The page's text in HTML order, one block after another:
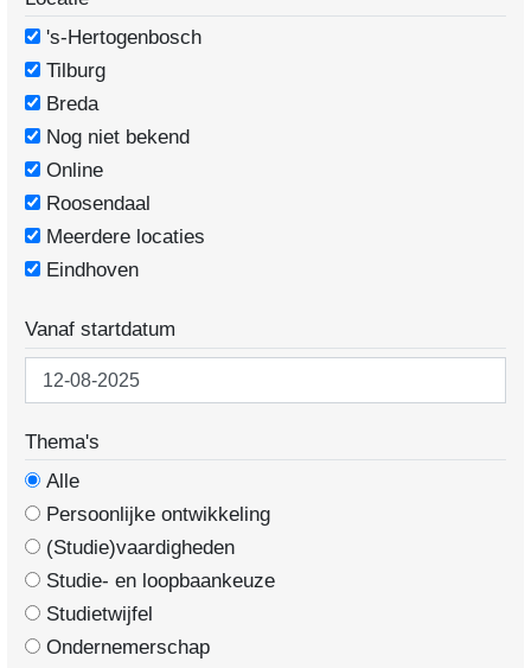
's-Hertogenbosch
Tilburg
Breda
Nog niet bekend
Online
Roosendaal
Meerdere locaties
Eindhoven
Vanaf startdatum
Thema's
Alle
Persoonlijke ontwikkeling
(Studie)vaardigheden
Studie- en loopbaankeuze
Studietwijfel
Ondernemerschap